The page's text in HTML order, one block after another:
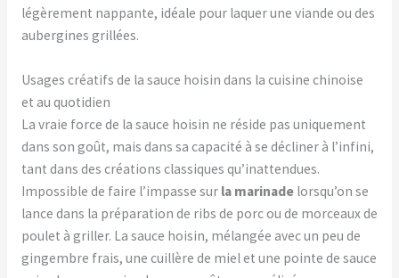
légèrement nappante, idéale pour laquer une viande ou des
aubergines grillées.
Usages créatifs de la sauce hoisin dans la cuisine chinoise
et au quotidien
La vraie force de la sauce hoisin ne réside pas uniquement
dans son goût, mais dans sa capacité à se décliner à l’infini,
tant dans des créations classiques qu’inattendues.
Impossible de faire l’impasse sur la marinadelorsqu’on se
lance dans la préparation de ribs de porc ou de morceaux de
poulet à griller. La sauce hoisin, mélangée avec un peu de
gingembre frais, une cuillère de miel et une pointe de sauce